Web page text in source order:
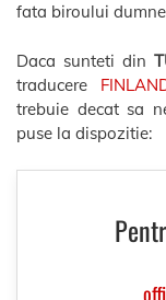
fata biroului
Daca sunteti din
traducere
trebuie decat sa
puse la dispozitie: